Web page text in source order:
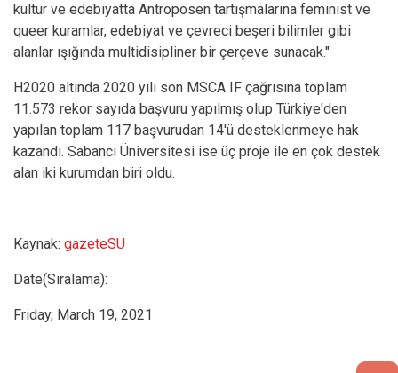
kültür ve edebiyatta Antroposen tartışmalarına feminist ve
queer kuramlar, edebiyat ve çevreci beşeri bilimler gibi
alanlar ışığında multidisipliner bir çerçeve sunacak."
H2020 altında 2020 yılı son MSCA IF çağrısına toplam
11.573 rekor sayıda başvuru yapılmış olup Türkiye'den
yapılan toplam 117 başvurudan 14'ü desteklenmeye hak
kazandı. Sabancı Üniversitesi ise üç proje ile en çok destek
alan iki kurumdan biri oldu.
Kaynak: gazeteSU
Date(Sıralama):
Friday, March 19, 2021